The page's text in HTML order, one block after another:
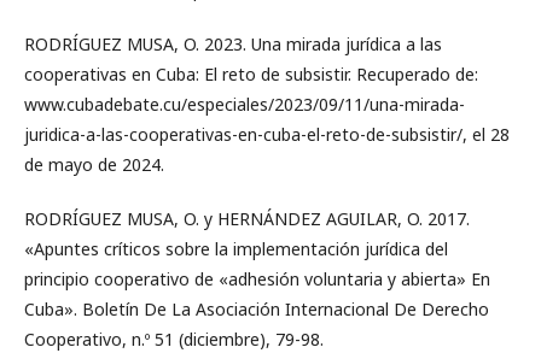
RODRÍGUEZ MUSA, O. 2023. Una mirada jurídica a las
cooperativas en Cuba: El reto de subsistir. Recuperado de:
www.cubadebate.cu/especiales/2023/09/11/una-mirada-
juridica-a-las-cooperativas-en-cuba-el-reto-de-subsistir/, el 28
de mayo de 2024.
RODRÍGUEZ MUSA, O. y HERNÁNDEZ AGUILAR, O. 2017.
«Apuntes críticos sobre la implementación jurídica del
principio cooperativo de «adhesión voluntaria y abierta» En
Cuba». Boletín De La Asociación Internacional De Derecho
Cooperativo, n.º 51 (diciembre), 79-98.